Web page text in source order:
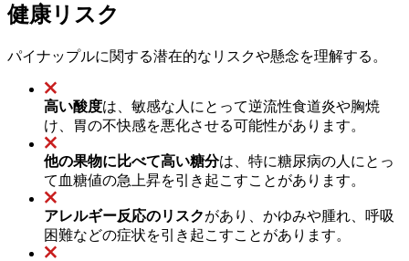
健康リスク
パイナップルに関する潜在的なリスクや懸念を理解する。
高い酸度は、敏感な人にとって逆流性食道炎や胸焼
け、胃の不快感を悪化させる可能性があります。
他の果物に比べて高い糖分は、特に糖尿病の人にとっ
て血糖値の急上昇を引き起こすことがあります。
アレルギー反応のリスクがあり、かゆみや腫れ、呼吸
困難などの症状を引き起こすことがあります。